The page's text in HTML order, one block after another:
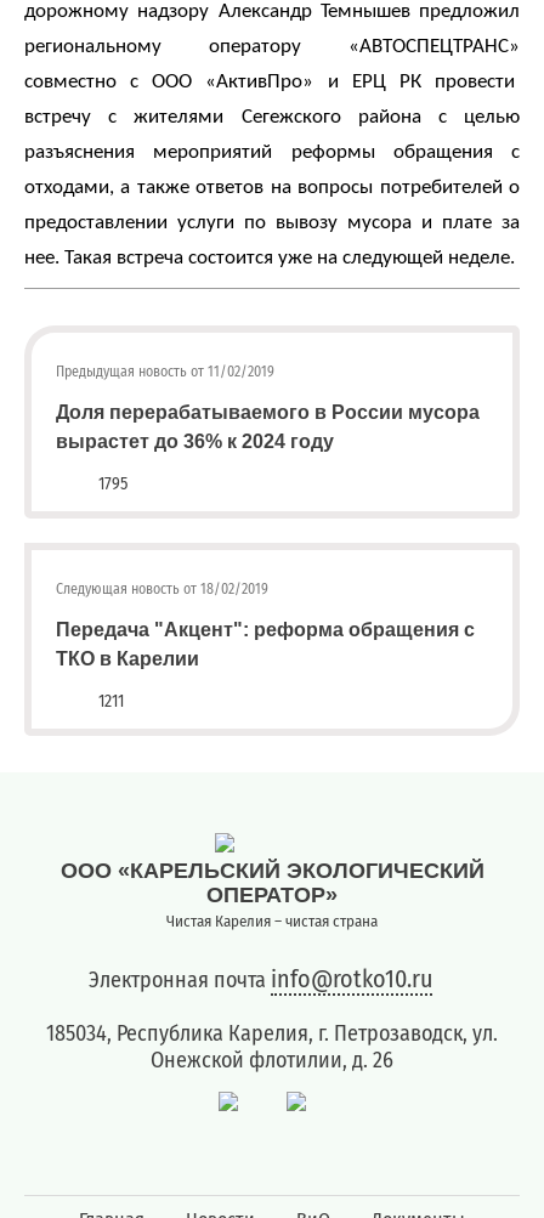
дорожному надзору Александр Темнышев предложил
региональному оператору «АВТОСПЕЦТРАНС»
совместно с ООО «АктивПро» и ЕРЦ РК провести
встречу с жителями Сегежского района с целью
разъяснения мероприятий реформы обращения с
отходами, а также ответов на вопросы потребителей о
предоставлении услуги по вывозу мусора и плате за
нее. Такая встреча состоится уже на следующей неделе.
Предыдущая новость от 11/02/2019
Доля перерабатываемого в России мусора
вырастет до 36% к 2024 году
1795
Следующая новость от 18/02/2019
Передача "Акцент": реформа обращения с
ТКО в Карелии
1211
ООО «КАРЕЛЬСКИЙ ЭКОЛОГИЧЕСКИЙ
ОПЕРАТОР»
Чистая Карелия – чистая страна
Электронная почта info@rotko10.ru
185034, Республика Карелия, г. Петрозаводск, ул.
Онежской флотилии, д. 26